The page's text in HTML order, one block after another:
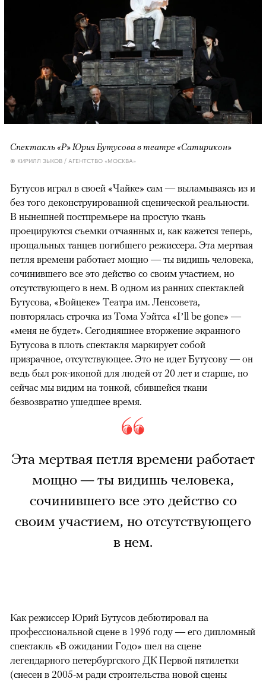
Спектакль «Р» Юрия Бутусова в театре «Сатирикон»
© КИРИЛЛ ЗЫКОВ / АГЕНТСТВО «МОСКВА»
Бутусов играл в своей «Чайке» сам — выламываясь из и
без того деконструированной сценической реальности.
В нынешней постпремьере на простую ткань
проецируются съемки отчаянных и, как кажется теперь,
прощальных танцев погибшего режиссера. Эта мертвая
петля времени работает мощно — ты видишь человека,
сочинившего все это действо со своим участием, но
отсутствующего в нем. В одном из ранних спектаклей
Бутусова, «Войцеке» Театра им. Ленсовета,
повторялась строчка из Тома Уэйтса «I’ll be gone» —
«меня не будет». Сегодняшнее вторжение экранного
Бутусова в плоть спектакля маркирует собой
призрачное, отсутствующее. Это не идет Бутусову — он
ведь был рок-иконой для людей от 20 лет и старше, но
сейчас мы видим на тонкой, сбившейся ткани
безвозвратно ушедшее время.
Эта мертвая петля времени работает
мощно — ты видишь человека,
сочинившего все это действо со
своим участием, но отсутствующего
в нем.
Как режиссер Юрий Бутусов дебютировал на
профессиональной сцене в 1996 году — его дипломный
спектакль «В ожидании Годо» шел на сцене
легендарного петербургского ДК Первой пятилетки
(снесен в 2005-м ради строительства новой сцены